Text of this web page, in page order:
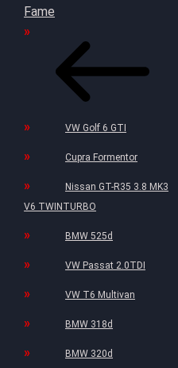
Fame
VW Golf 6 GTI
Cupra Formentor
Nissan GT-R35 3.8 MK3
V6 TWINTURBO
BMW 525d
VW Passat 2.0TDI
VW T6 Multivan
BMW 318d
BMW 320d